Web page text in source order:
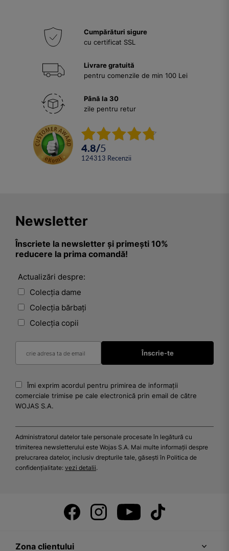
Cumpărături sigure
cu certificat SSL
Livrare gratuită
pentru comenzile de min 100 Lei
Până la 30
zile pentru retur
4.8/5
124313 Recenzii
Newsletter
Înscriete la newsletter și primești 10%
reducere la prima comandă!
Actualizări despre:
Colecția dame
Colecția bărbați
Colecția copii
Îmi exprim acordul pentru primirea de informații
comerciale trimise pe cale electronică prin email de către
WOJAS S.A.
Administratorul datelor tale personale procesate în legătură cu
trimiterea newsletterului este Wojas S.A. Mai multe informații despre
prelucrarea datelor, inclusiv drepturile tale, găsești în Politica de
confidențialitate: vezi detalii.
Zona clientului